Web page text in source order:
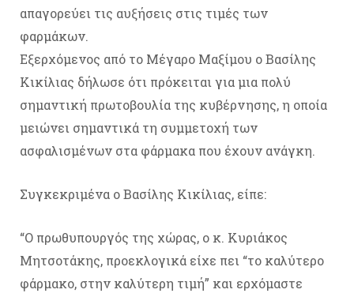
απαγορεύει τις αυξήσεις στις τιμές των
φαρμάκων.
Εξερχόμενος από το Μέγαρο Μαξίμου ο Βασίλης
Κικίλιας δήλωσε ότι πρόκειται για μια πολύ
σημαντική πρωτοβουλία της κυβέρνησης, η οποία
μειώνει σημαντικά τη συμμετοχή των
ασφαλισμένων στα φάρμακα που έχουν ανάγκη.
Συγκεκριμένα ο Βασίλης Κικίλιας, είπε:
“Ο πρωθυπουργός της χώρας, ο κ. Κυριάκος
Μητσοτάκης, προεκλογικά είχε πει “το καλύτερο
φάρμακο, στην καλύτερη τιμή” και ερχόμαστε